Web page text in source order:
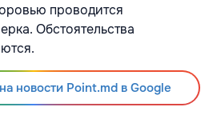
проводится
Обстоятельства
новости Point.md в Google